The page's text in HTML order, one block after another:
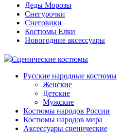
Деды Морозы
Снегурочки
Снеговики
Костюмы Елки
Новогодние аксессуары
Сценические костюмы
Русские народные костюмы
Женские
Детские
Мужские
Костюмы народов России
Костюмы народов мира
Аксессуары сценические